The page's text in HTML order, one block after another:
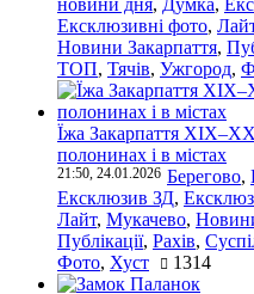
новини дня, Думка,
Ексклюзивні фото,
Новини Закарпаття,
ТОП, Тячів, Ужгород,
Їжа Закарпаття
полонинах і в містах
21:50, 24.01.2026 Берегово,
Ексклюзив ЗД,
Лайт, Мукачево,
Публікації, Рахів,
Фото, Хуст 1314